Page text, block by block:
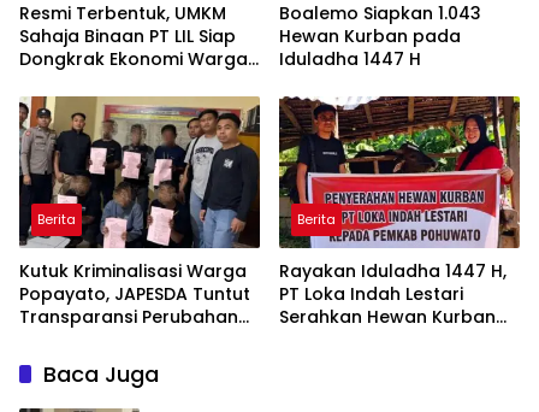
Resmi Terbentuk, UMKM
Sahaja Binaan PT LIL Siap
Dongkrak Ekonomi Warga
Boalemo Siapkan 1.043
Hewan Kurban pada
Iduladha 1447 H
Berita
Kutuk Kriminalisasi Warga
Popayato, JAPESDA Tuntut
Transparansi Perubahan
Berita
Rayakan Iduladha 1447 H,
PT Loka Indah Lestari
Serahkan Hewan Kurban
Baca Juga